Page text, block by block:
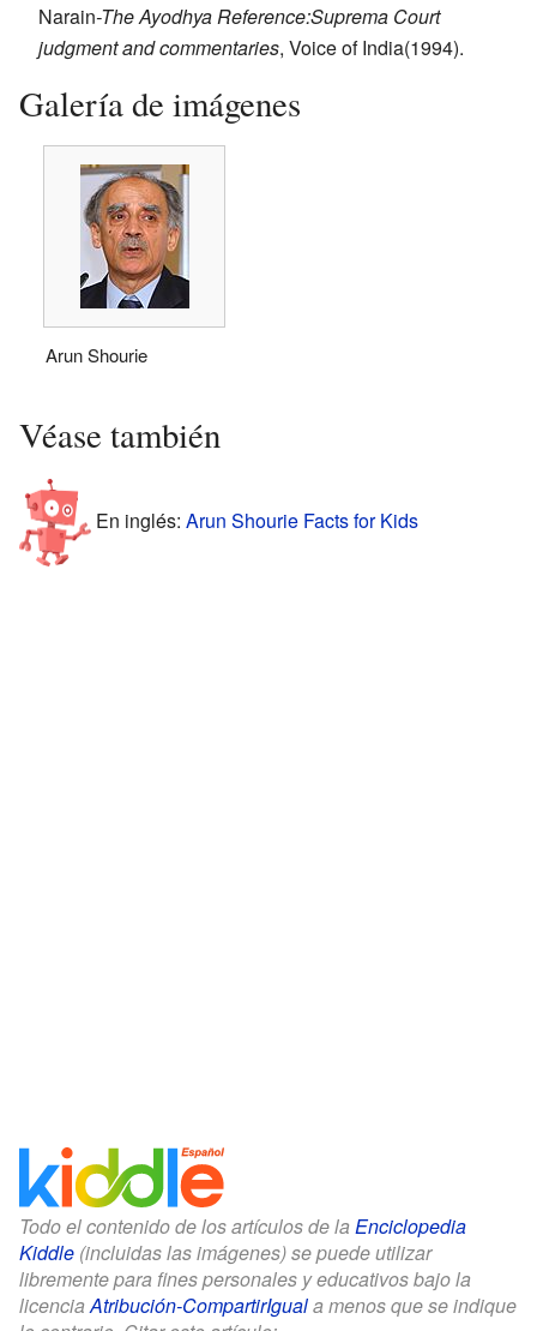
Narain-The Ayodhya Reference:Suprema Court
judgment and commentaries, Voice of India(1994).
Galería de imágenes
Arun Shourie
Véase también
En inglés: Arun Shourie Facts for Kids
Todo el contenido de los artículos de la Enciclopedia
Kiddle (incluidas las imágenes) se puede utilizar
libremente para fines personales y educativos bajo la
licenciaAtribución-CompartirIguala menos que se indique